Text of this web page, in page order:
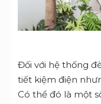
Đối với hệ thống
tiết kiệm điện
Có thể đó là một